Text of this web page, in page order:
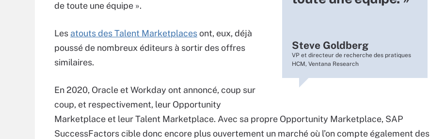
Steve Goldberg
VP et directeur de recherche des pratiques
HCM, Ventana Research
de toute une équipe ».
Les atouts des Talent Marketplacesont, eux, déjà
poussé de nombreux éditeurs à sortir des offres
similaires.
En 2020, Oracle et Workday ont annoncé, coup sur
coup, et respectivement, leur Opportunity
Marketplace et leur Talent Marketplace. Avec sa propre Opportunity Marketplace, SAP
SuccessFactors cible donc encore plus ouvertement un marché où l’on compte également des